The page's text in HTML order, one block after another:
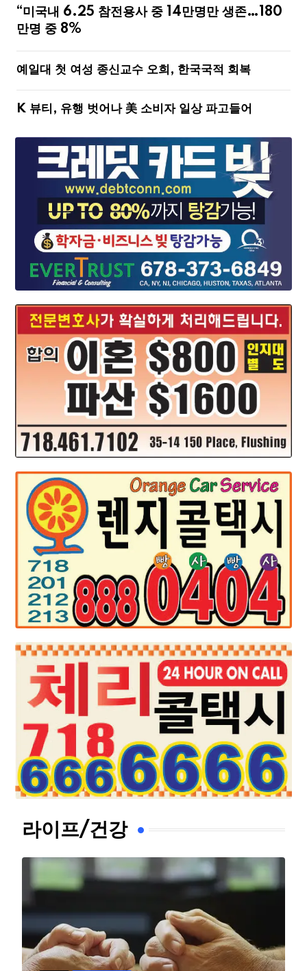
“미국내 6.25 참전용사 중 14만명만 생존…180
만명 중 8%
예일대 첫 여성 종신교수 오희, 한국국적 회복
K 뷰티, 유행 벗어나 美 소비자 일상 파고들어
라이프/건강